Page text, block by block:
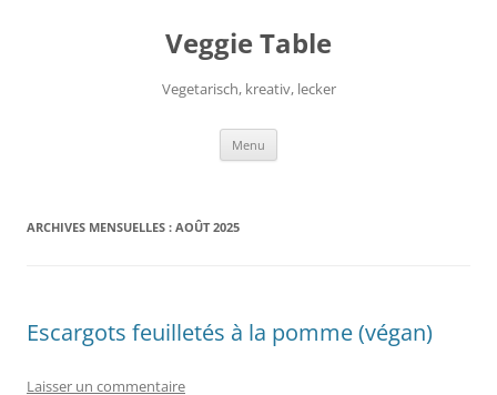
Veggie Table
Vegetarisch, kreativ, lecker
Menu
ARCHIVES MENSUELLES : AOÛT 2025
Escargots feuilletés à la pomme (végan)
Laisser un commentaire